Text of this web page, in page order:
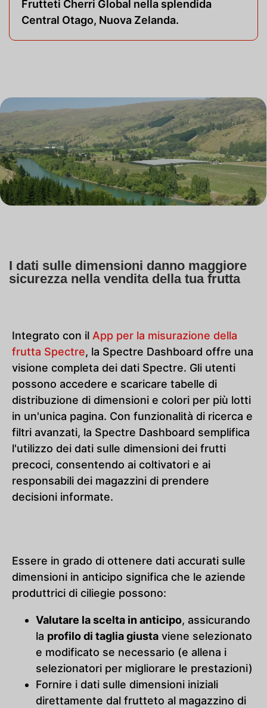
Frutteti Cherri Global nella splendida
Central Otago, Nuova Zelanda.
I dati sulle dimensioni danno maggiore
sicurezza nella vendita della tua frutta
Integrato con il App per la misurazione della
frutta Spectre, la Spectre Dashboard offre una
visione completa dei dati Spectre. Gli utenti
possono accedere e scaricare tabelle di
distribuzione di dimensioni e colori per più lotti
in un'unica pagina. Con funzionalità di ricerca e
filtri avanzati, la Spectre Dashboard semplifica
l'utilizzo dei dati sulle dimensioni dei frutti
precoci, consentendo ai coltivatori e ai
responsabili dei magazzini di prendere
decisioni informate.
Essere in grado di ottenere dati accurati sulle
dimensioni in anticipo significa che le aziende
produttrici di ciliegie possono:
Valutare la scelta in anticipo, assicurando
la profilo di taglia giusta viene selezionato
e modificato se necessario (e allena i
selezionatori per migliorare le prestazioni)
Fornire i dati sulle dimensioni iniziali
direttamente dal frutteto al magazzino di